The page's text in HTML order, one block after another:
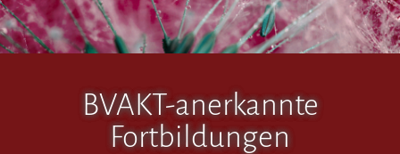
BVAKT-anerkannte
Fortbildungen